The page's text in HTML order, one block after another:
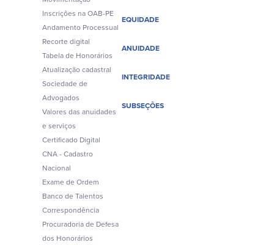
Inscrições na OAB-PE
Andamento Processual
Recorte digital
Tabela de Honorários
Atualização cadastral
Sociedade de
Advogados
Valores das anuidades
e serviços
Certificado Digital
CNA - Cadastro
Nacional
Exame de Ordem
Banco de Talentos
Correspondência
Procuradoria de Defesa
dos Honorários
EQUIDADE
ANUIDADE
INTEGRIDADE
SUBSEÇÕES